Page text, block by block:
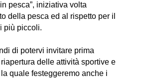
pesca”, iniziativa volta
della pesca ed al rispetto per il
più piccoli.
di potervi invitare prima
delle attività sportive e
quale festeggeremo anche i